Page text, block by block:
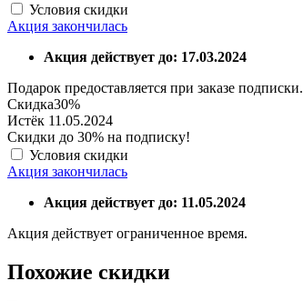
Условия скидки
Акция закончилась
Акция действует до: 17.03.2024
Подарок предоставляется при заказе подписки.
Скидка30%
Истёк 11.05.2024
Скидки до 30% на подписку!
Условия скидки
Акция закончилась
Акция действует до: 11.05.2024
Акция действует ограниченное время.
Похожие скидки